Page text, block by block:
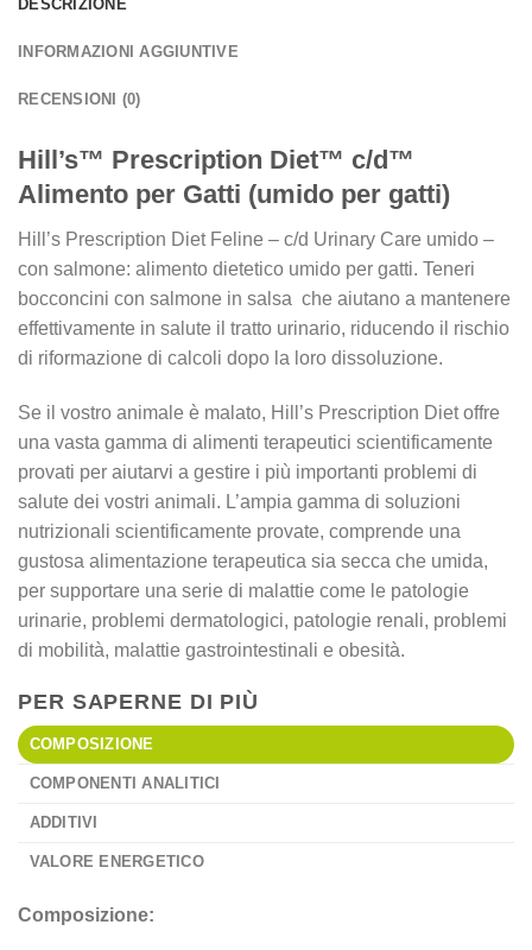
DESCRIZIONE
INFORMAZIONI AGGIUNTIVE
RECENSIONI (0)
Hill’s™ Prescription Diet™ c/d™
Alimento per Gatti (umido per gatti)
Hill’s Prescription Diet Feline – c/d Urinary Care umido –
con salmone: alimento dietetico umido per gatti. Teneri
bocconcini con salmone in salsa che aiutano a mantenere
effettivamente in salute il tratto urinario, riducendo il rischio
di riformazione di calcoli dopo la loro dissoluzione.
Se il vostro animale è malato, Hill’s Prescription Diet offre
una vasta gamma di alimenti terapeutici scientificamente
provati per aiutarvi a gestire i più importanti problemi di
salute dei vostri animali. L’ampia gamma di soluzioni
nutrizionali scientificamente provate, comprende una
gustosa alimentazione terapeutica sia secca che umida,
per supportare una serie di malattie come le patologie
urinarie, problemi dermatologici, patologie renali, problemi
di mobilità, malattie gastrointestinali e obesità.
PER SAPERNE DI PIÙ
COMPOSIZIONE
COMPONENTI ANALITICI
ADDITIVI
VALORE ENERGETICO
Composizione: